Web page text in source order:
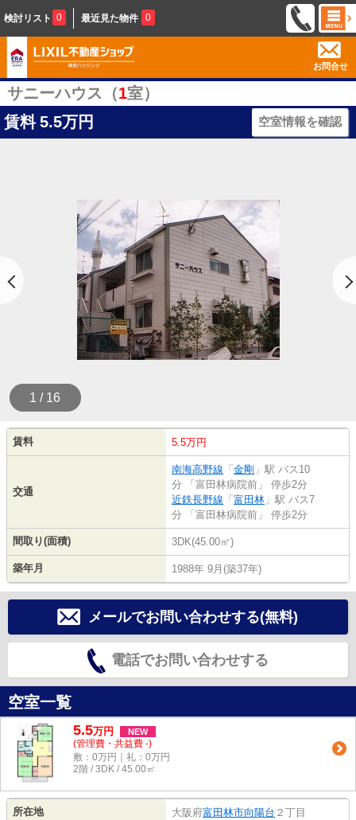
検討リスト 0 最近見た物件 0
お問合せ
サニーハウス（1室）
賃料 5.5万円 空室情報を確認
1 / 16
賃料 5.5万円
交通
南海高野線 「 金剛 」駅 バス10
分 「富田林病院前」 停歩2分
近鉄長野線 「 富田林 」駅 バス7
分 「富田林病院前」 停歩2分
間取り(面積) 3DK(45.00㎡)
築年月 1988年 9月(築37年)
メールでお問い合わせする(無料)
電話でお問い合わせする
空室一覧
5.5万円 NEW
(管理費・共益費 -)
敷：0万円｜礼：0万円
2階 / 3DK / 45.00㎡
所在地 大阪府富田林市向陽台 ２丁目